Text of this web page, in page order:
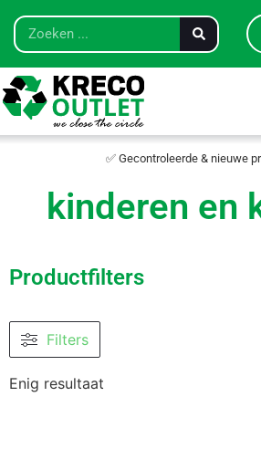
✅ Gecontroleerde & nieuwe
kinderen en
Productfilters
Filters
Enig resultaat